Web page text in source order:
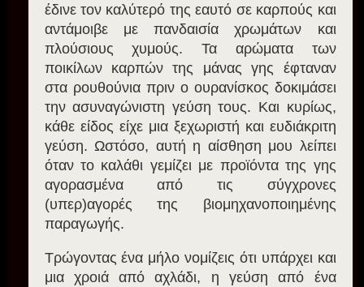
έδινε τον καλύτερό της εαυτό σε καρπούς και
αντάμοιβε με πανδαισία χρωμάτων και
πλούσιους χυμούς. Τα αρώματα των
ποικίλων καρπών της μάνας γης έφταναν
στα ρουθούνια πριν ο ουρανίσκος δοκιμάσει
την ασυναγώνιστη γεύση τους. Και κυρίως,
κάθε είδος είχε μια ξεχωριστή και ευδιάκριτη
γεύση. Ωστόσο, αυτή η αίσθηση μου λείπει
όταν το καλάθι γεμίζει με προϊόντα της γης
αγορασμένα από τις σύγχρονες
(υπερ)αγορές της βιομηχανοποιημένης
παραγωγής.
Τρώγοντας ένα μήλο νομίζεις ότι υπάρχει και
μια χροιά από αχλάδι, η γεύση από ένα